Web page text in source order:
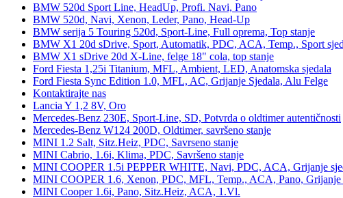
BMW 520d Sport Line, HeadUp, Profi. Navi, Pano
BMW 520d, Navi, Xenon, Leder, Pano, Head-Up
BMW serija 5 Touring 520d, Sport-Line, Full oprema, Top stanje
BMW X1 20d sDrive, Sport, Automatik, PDC, ACA, Temp., Sport
BMW X1 sDrive 20d X-Line, felge 18" cola, top stanje
Ford Fiesta 1,25i Titanium, MFL, Ambient, LED, Anatomska sjedala
Ford Fiesta Sync Edition 1.0, MFL, AC, Grijanje Sjedala, Alu Felge
Kontaktirajte nas
Lancia Y 1,2 8V, Oro
Mercedes-Benz 230E, Sport-Line, SD, Potvrda o oldtimer autentičnosti
Mercedes-Benz W124 200D, Oldtimer, savršeno stanje
MINI 1.2 Salt, Sitz.Heiz, PDC, Savrseno stanje
MINI Cabrio, 1.6i, Klima, PDC, Savršeno stanje
MINI COOPER 1.5i PEPPER WHITE, Navi, PDC, ACA, Grijanje
MINI COOPER 1.6, Xenon, PDC, MFL, Temp., ACA, Pano, Grijanje
MINI Cooper 1.6i, Pano, Sitz.Heiz, ACA, 1.Vl.